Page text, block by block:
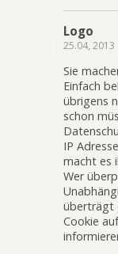
Logo
25.04, 2013
Sie
Einfach
übrigens
schon
IP
macht es
Wer
überträgt
Cookie